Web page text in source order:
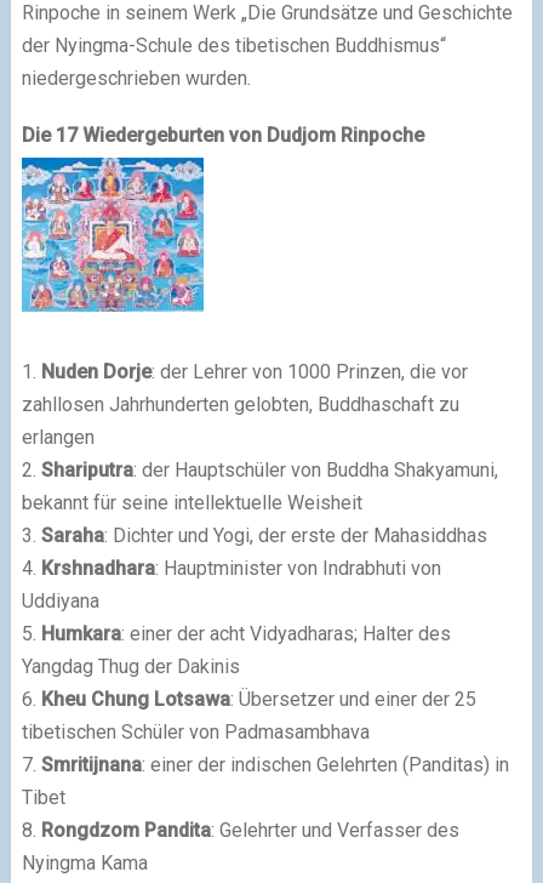
Rinpoche in seinem Werk „Die Grundsätze und Geschichte
der Nyingma-Schule des tibetischen Buddhismus“
niedergeschrieben wurden.
Die 17 Wiedergeburten von Dudjom Rinpoche
1. Nuden Dorje: der Lehrer von 1000 Prinzen, die vor
zahllosen Jahrhunderten gelobten, Buddhaschaft zu
erlangen
2. Shariputra: der Hauptschüler von Buddha Shakyamuni,
bekannt für seine intellektuelle Weisheit
3. Saraha: Dichter und Yogi, der erste der Mahasiddhas
4. Krshnadhara: Hauptminister von Indrabhuti von
Uddiyana
5. Humkara: einer der acht Vidyadharas; Halter des
Yangdag Thug der Dakinis
6. Kheu Chung Lotsawa: Übersetzer und einer der 25
tibetischen Schüler von Padmasambhava
7. Smritijnana: einer der indischen Gelehrten (Panditas) in
Tibet
8. Rongdzom Pandita: Gelehrter und Verfasser des
Nyingma Kama